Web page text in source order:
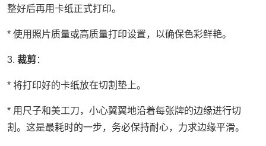
整好后再用卡纸正式打印。
* 使用照片质量或高质量打印设置，以确保色彩鲜艳。
3. 裁剪：
* 将打印好的卡纸放在切割垫上。
* 用尺子和美工刀，小心翼翼地沿着每张牌的边缘进行切
割。这是最耗时的一步，务必保持耐心，力求边缘平滑。